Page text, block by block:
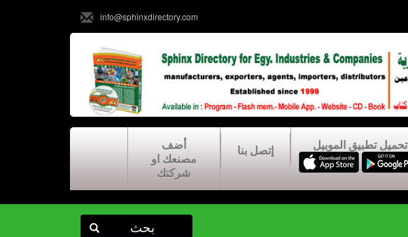
info@sphinxdirectory.com
تحميل تطبيق الموبيل إتصل بنا
أضف
مصنعك او
شركتك